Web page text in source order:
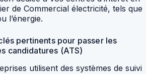
de Commercial électricité, tels que
l’énergie.
pertinents pour passer les
candidatures (ATS)
utilisent des systèmes de suivi